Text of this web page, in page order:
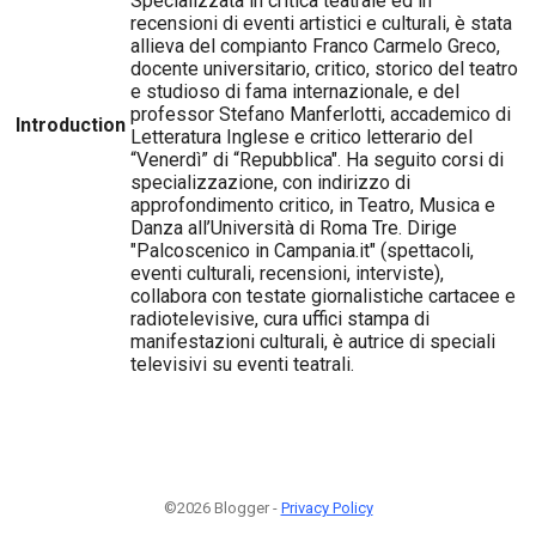
Introduction
recensioni di eventi artistici e culturali, è stata
allieva del compianto Franco Carmelo Greco,
docente universitario, critico, storico del teatro
e studioso di fama internazionale, e del
professor Stefano Manferlotti, accademico di
Letteratura Inglese e critico letterario del
“Venerdì” di “Repubblica". Ha seguito corsi di
specializzazione, con indirizzo di
approfondimento critico, in Teatro, Musica e
Danza all’Università di Roma Tre. Dirige
"Palcoscenico in Campania.it" (spettacoli,
eventi culturali, recensioni, interviste),
collabora con testate giornalistiche cartacee e
radiotelevisive, cura uffici stampa di
manifestazioni culturali, è autrice di speciali
televisivi su eventi teatrali.
©2026 Blogger - Privacy Policy